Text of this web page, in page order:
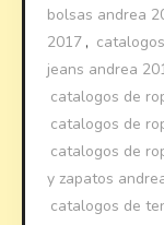
bolsas andrea
2017 ,
jeans andrea
catalogos de
catalogos de
catalogos de
y zapatos
catalogos de